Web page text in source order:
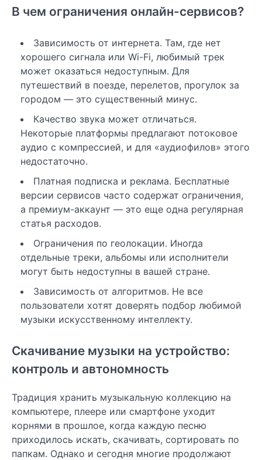
В чем ограничения онлайн-сервисов?
Зависимость от интернета. Там, где нет
хорошего сигнала или Wi-Fi, любимый трек
может оказаться недоступным. Для
путешествий в поезде, перелетов, прогулок за
городом — это существенный минус.
Качество звука может отличаться.
Некоторые платформы предлагают потоковое
аудио с компрессией, и для «аудиофилов» этого
недостаточно.
Платная подписка и реклама. Бесплатные
версии сервисов часто содержат ограничения,
а премиум-аккаунт — это еще одна регулярная
статья расходов.
Ограничения по геолокации. Иногда
отдельные треки, альбомы или исполнители
могут быть недоступны в вашей стране.
Зависимость от алгоритмов. Не все
пользователи хотят доверять подбор любимой
музыки искусственному интеллекту.
Скачивание музыки на устройство:
контроль и автономность
Традиция хранить музыкальную коллекцию на
компьютере, плеере или смартфоне уходит
корнями в прошлое, когда каждую песню
приходилось искать, скачивать, сортировать по
папкам. Однако и сегодня многие продолжают